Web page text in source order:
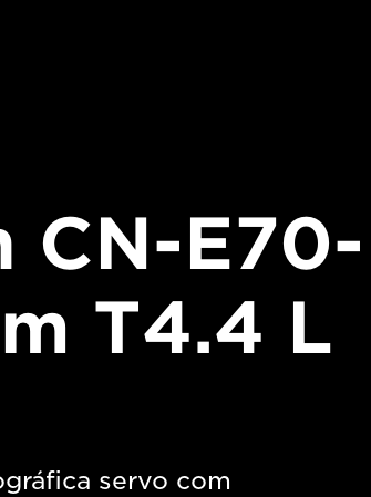
CN-E70-
T4.4 L
servo com